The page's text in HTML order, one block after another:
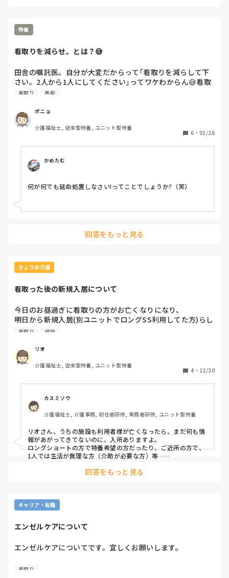
特養
看取りを減らせ。とは？😅
田舎の嘱託医。自分が大変だからって｢看取りを減らして下
さい。2人から1人にしてください｣ってワケわからん😅看取
り期だから看取りなんだけど😅
看取り 愚痴
ポニョ
介護福祉士, 従来型特養, ユニット型特養
6 ・ 01/26
かめたむ
何が何でも延命処置しなさい!ってことでしょうか?（笑）
回答をもっと見る
きょうの介護
看取った後の新規入居について
今日のお昼過ぎに看取りの方がお亡くなりになり、
明日から新規入居(別ユニットでロングSS利用してた方)らし
い
いくらなんでも早過ぎない？笑
急いで、荷物をダンボールに入れお部屋の掃除をしてたけ
ど、、
そんなもん？🫠  情報もまだ上がってないのに
看取り 掃除
リオ
介護福祉士, 従来型特養, ユニット型特養
4 ・ 12/30
カスミソウ
介護福祉士, 介護事務, 初任者研修, 実務者研修, ユニット型特養
リオさん、うちの施設も利用者様が亡くなったら、まだ何も情
報があがってきてないのに、入所ありますよ。
ロングショートの方で特養希望の方だったり、ご近所の方で、
1人では生活が無理な方（介助が必要な方）等…
職員少ないのにすぐに入所はきついと思います。
なんか誰かが亡くなるのを待ってる感じがしてすごく嫌なんで
すけど…
回答をもっと見る
キャリア・転職
エンゼルケアについて
エンゼルケアについてです。宜しくお願いします。
私は介護福祉士を取って13年になります。
看取り